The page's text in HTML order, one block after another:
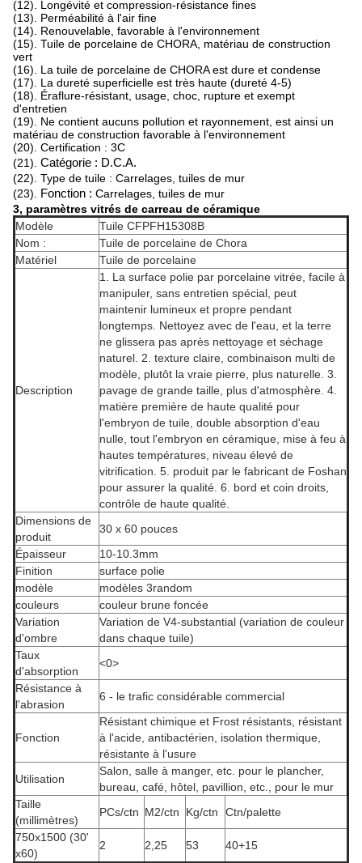
(12). Longévité et compression-résistance fines
(13). Perméabilité à l'air fine
(14). Renouvelable, favorable à l'environnement
(15). Tuile de porcelaine de CHORA, matériau de construction
vert
(16). La tuile de porcelaine de CHORA est dure et condense
(17). La dureté superficielle est très haute (dureté 4-5)
(18). Éraflure-résistant, usage, choc, rupture et exempt
d'entretien
(19). Ne contient aucuns pollution et rayonnement, est ainsi un
matériau de construction favorable à l'environnement
(20). Certification : 3C
(21). Catégorie : D.C.A.
(22). Type de tuile : Carrelages, tuiles de mur
(23).
Fonction : Carrelages, tuiles de mur
3, paramètres vitrés de carreau de céramique
Modèle
Tuile CFPFH15308B
Nom :
Tuile de porcelaine de Chora
Matériel
Tuile de porcelaine
Description
1. La surface polie par porcelaine vitrée, facile à
manipuler, sans entretien spécial, peut
maintenir lumineux et propre pendant
longtemps. Nettoyez avec de l'eau, et la terre
ne glissera pas après nettoyage et séchage
naturel. 2. texture claire, combinaison multi de
modèle, plutôt la vraie pierre, plus naturelle. 3.
pavage de grande taille, plus d'atmosphère. 4.
matière première de haute qualité pour
l'embryon de tuile, double absorption d'eau
nulle, tout l'embryon en céramique, mise à feu à
hautes températures, niveau élevé de
vitrification. 5. produit par le fabricant de Foshan
pour assurer la qualité. 6. bord et coin droits,
contrôle de haute qualité.
Dimensions de
produit
30 x 60 pouces
Épaisseur
10-10.3mm
Finition
surface polie
modèle
modèles 3random
couleurs
couleur brune foncée
Variation
d'ombre
Variation de V4-substantial (variation de couleur
dans chaque tuile)
Taux
d'absorption
<0>
Résistance à
l'abrasion
6 - le trafic considérable commercial
Fonction
Résistant chimique et Frost résistants, résistant
à l'acide, antibactérien, isolation thermique,
résistante à l'usure
Utilisation
Salon, salle à manger, etc. pour le plancher,
bureau, café, hôtel, pavillion, etc., pour le mur
Taille
(millimètres)
PCs/ctn M2/ctn Kg/ctn
Ctn/palette
750x1500 (30'
x60)
2 2,25 53
40+15